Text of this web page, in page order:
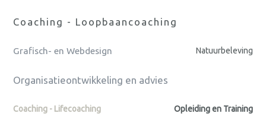
Coaching - Loopbaancoaching
Grafisch- en Webdesign Natuurbeleving
Organisatieontwikkeling en advies
Coaching - Lifecoaching Opleiding en Training